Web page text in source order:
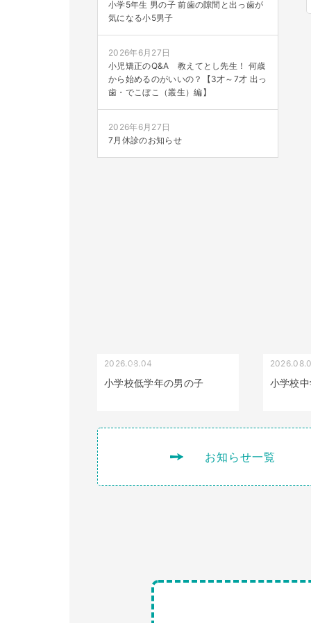
小学5年生 男の子 前歯の隙間と出っ歯が
気になる小5男子
2026年6月27日
小児矯正のQ&A 教えてとし先生！ 何歳
から始めるのがいいの？【3才～7才 出っ
歯・でこぼこ（叢生）編】
2026年6月27日
7月休診のお知らせ
受け口（しゃくれている）
2026.08.04
小学校低学年の男の子 小学校
お知らせ一覧